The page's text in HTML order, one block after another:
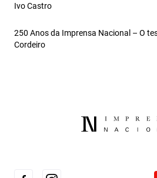
Ivo Castro
250 Anos da Imprensa Nacional – O
Cordeiro